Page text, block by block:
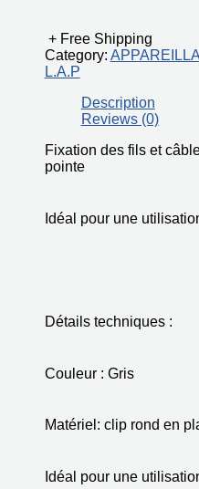
+ Free Shipping
Category:
L.A.P
Description
Reviews (0)
Fixation des fils et
pointe
Idéal pour une
Détails techniques :
Couleur : Gris
Matériel: clip rond en
Idéal pour une